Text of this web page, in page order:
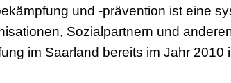
und -prävention ist eine
Sozialpartnern und
im Saarland bereits im Jahr 2010